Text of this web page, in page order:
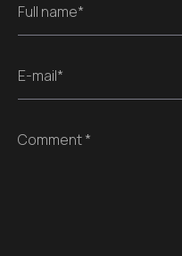
Full name*
E-mail*
Comment *